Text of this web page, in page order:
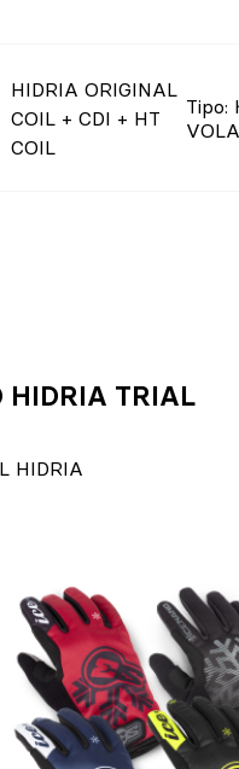
HIDRIA ORIGINAL
COIL + CDI + HT
COIL
Tipo:
HIDRIA TRIAL
HIDRIA
interesarte 👀